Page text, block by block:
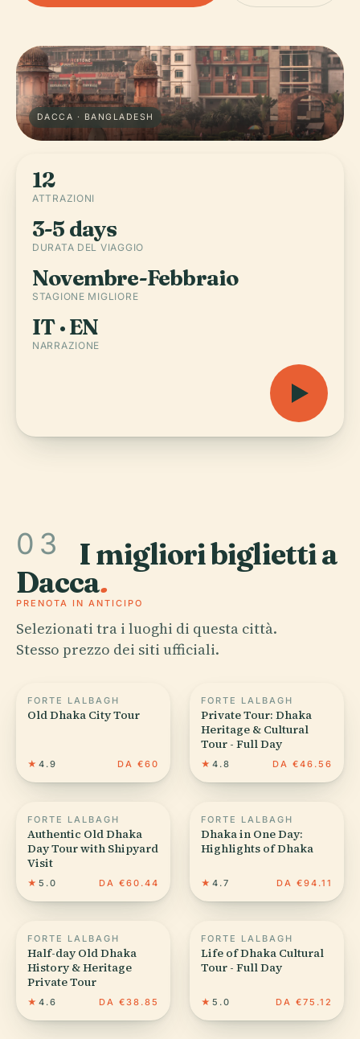
DACCA · BANGLADESH
12
ATTRAZIONI
3-5 days
DURATA DEL VIAGGIO
Novembre-Febbraio
STAGIONE MIGLIORE
IT · EN
NARRAZIONE
03 I migliori biglietti a
Dacca.
PRENOTA IN ANTICIPO
Selezionati tra i luoghi di questa città.
Stesso prezzo dei siti ufficiali.
FORTE LALBAGH
Old Dhaka City Tour
★ 4.9 DA €60
FORTE LALBAGH
Private Tour: Dhaka
Heritage & Cultural
Tour - Full Day
★ 4.8 DA €46.56
FORTE LALBAGH
Authentic Old Dhaka
Day Tour with Shipyard
Visit
★ 5.0 DA €60.44
FORTE LALBAGH
Dhaka in One Day:
Highlights of Dhaka
★ 4.7 DA €94.11
FORTE LALBAGH
Half-day Old Dhaka
History & Heritage
Private Tour
★ 4.6 DA €38.85
FORTE LALBAGH
Life of Dhaka Cultural
Tour - Full Day
★ 5.0 DA €75.12